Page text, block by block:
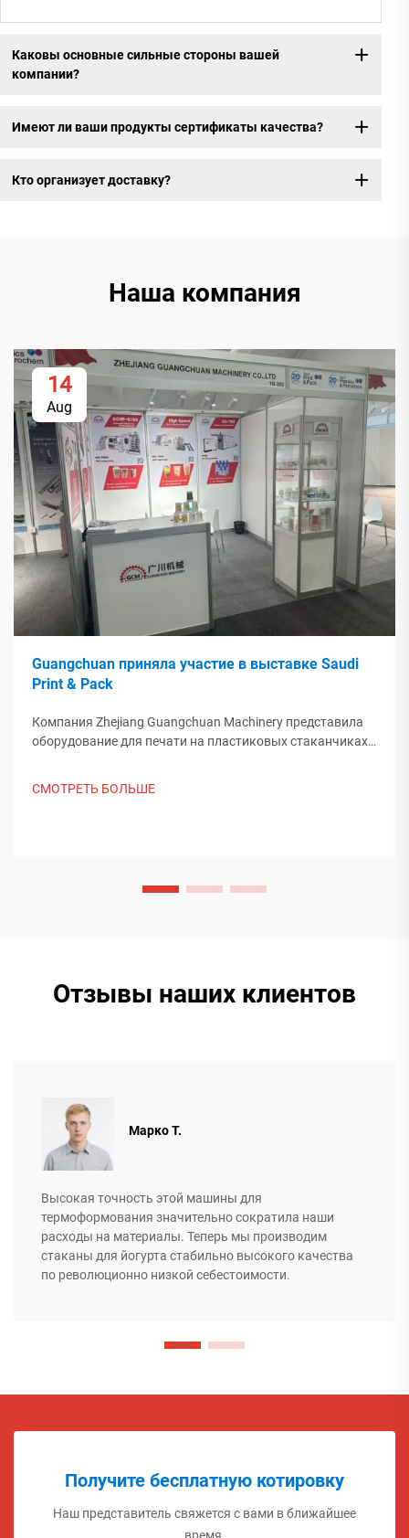
Каковы основные сильные стороны вашей
компании?
Имеют ли ваши продукты сертификаты качества?
Кто организует доставку?
Наша компания
14
Aug
Guangchuan приняла участие в выставке Saudi
Print & Pack
Компания Zhejiang Guangchuan Machinery представила
оборудование для печати на пластиковых стаканчиках
СМОТРЕТЬ БОЛЬШЕ
Отзывы наших клиентов
Марко Т.
Высокая точность этой машины для
термоформования значительно сократила наши
расходы на материалы. Теперь мы производим
стаканы для йогурта стабильно высокого качества
по революционно низкой себестоимости.
Получите бесплатную котировку
Наш представитель свяжется с вами в ближайшее